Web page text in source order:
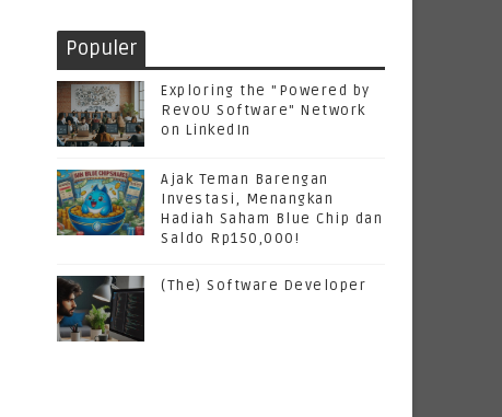
Populer
Exploring the "Powered by
RevoU Software" Network
on LinkedIn
Ajak Teman Barengan
Investasi, Menangkan
Hadiah Saham Blue Chip dan
Saldo Rp150,000!
(The) Software Developer